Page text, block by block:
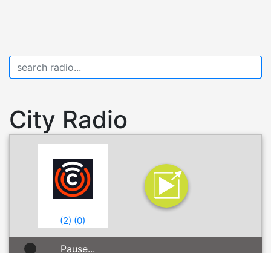
City Radio
(2) (0)
Pause...